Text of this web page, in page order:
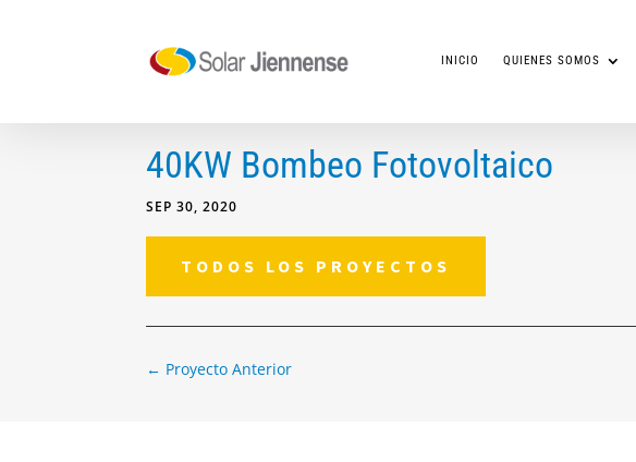
INICIO QUIENES SOMOS
40KW Bombeo Fotovoltaico
SEP 30, 2020
TODOS LOS PROYECTOS
← Proyecto Anterior